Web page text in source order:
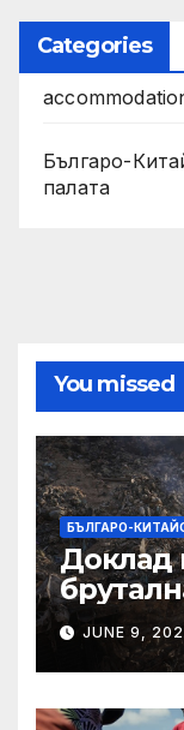
Categories
Българо-
палата
You missed
БЪЛГАРО-
Доклад
JUNE 9,